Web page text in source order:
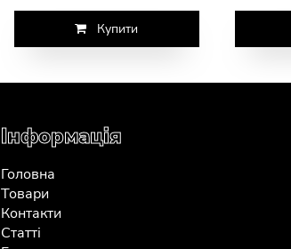
Купити
Інформація
Головна
Товари
Контакти
Статті